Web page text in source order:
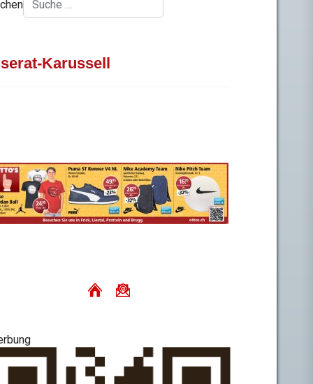
Karussell